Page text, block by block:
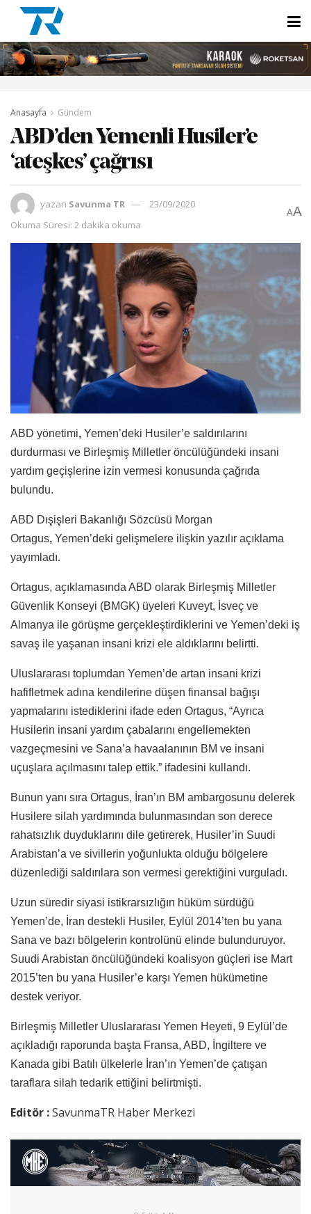
Anasayfa Gündem
ABD’den Yemenli Husiler’e
‘ateşkes’ çağrısı
yazan Savunma TR
23/09/2020
Okuma Süresi: 2 dakika okuma
AA
ABD yönetimi, Yemen’deki Husiler’e saldırılarını
durdurması ve Birleşmiş Milletler öncülüğündeki insani
yardım geçişlerine izin vermesi konusunda çağrıda
bulundu.
ABD Dışişleri Bakanlığı Sözcüsü Morgan
Ortagus, Yemen’deki gelişmelere ilişkin yazılır açıklama
yayımladı.
Ortagus, açıklamasında ABD olarak Birleşmiş Milletler
Güvenlik Konseyi (BMGK) üyeleri Kuveyt, İsveç ve
Almanya ile görüşme gerçekleştirdiklerini ve Yemen’deki iş
savaş ile yaşanan insani krizi ele aldıklarını belirtti.
Uluslararası toplumdan Yemen’de artan insani krizi
hafifletmek adına kendilerine düşen finansal bağışı
yapmalarını istediklerini ifade eden Ortagus, “Ayrıca
Husilerin insani yardım çabalarını engellemekten
vazgeçmesini ve Sana’a havaalanının BM ve insani
uçuşlara açılmasını talep ettik.” ifadesini kullandı.
Bunun yanı sıra Ortagus, İran’ın BM ambargosunu delerek
Husilere silah yardımında bulunmasından son derece
rahatsızlık duyduklarını dile getirerek, Husiler’in Suudi
Arabistan’a ve sivillerin yoğunlukta olduğu bölgelere
düzenlediği saldırılara son vermesi gerektiğini vurguladı.
Uzun süredir siyasi istikrarsızlığın hüküm sürdüğü
Yemen’de, İran destekli Husiler, Eylül 2014’ten bu yana
Sana ve bazı bölgelerin kontrolünü elinde bulunduruyor.
Suudi Arabistan öncülüğündeki koalisyon güçleri ise Mart
2015’ten bu yana Husiler’e karşı Yemen hükümetine
destek veriyor.
Birleşmiş Milletler Uluslararası Yemen Heyeti, 9 Eylül’de
açıkladığı raporunda başta Fransa, ABD, İngiltere ve
Kanada gibi Batılı ülkelerle İran’ın Yemen’de çatışan
taraflara silah tedarik ettiğini belirtmişti.
Editör :SavunmaTR Haber Merkezi